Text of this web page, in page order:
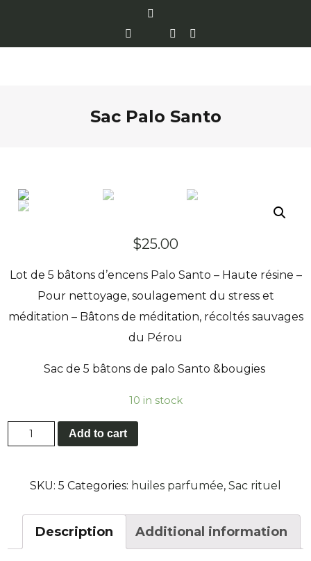
Sac Palo Santo
$25.00
Lot de 5 bâtons d’encens Palo Santo – Haute résine –
Pour nettoyage, soulagement du stress et
méditation – Bâtons de méditation, récoltés sauvages
du Pérou
Sac de 5 bâtons de palo Santo &bougies
10 in stock
Palo
Add to cart
SKU: 5 Categories: huiles parfumée, Sac rituel
Description Additional information